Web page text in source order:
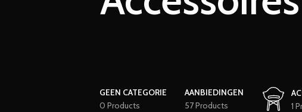
GEEN CATEGORIE
0 Products
AANBIEDINGEN
57 Products
1